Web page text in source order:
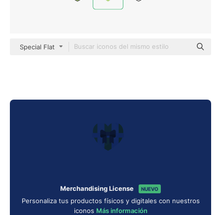
Special Flat
Merchandising License NUEVO
Personaliza tus productos físicos y digitales con nuestros
iconos Más información